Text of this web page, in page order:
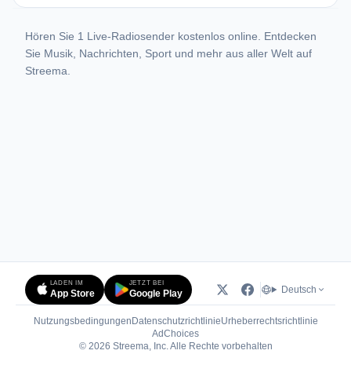
Hören Sie 1 Live-Radiosender kostenlos online. Entdecken
Sie Musik, Nachrichten, Sport und mehr aus aller Welt auf
Streema.
LADEN IM
App Store
JETZT BEI
Google Play Deutsch
Nutzungsbedingungen DatenschutzrichtlinieUrheberrechtsrichtlinie
AdChoices(öffnet in neuem Tab)
© 2026 Streema, Inc. Alle Rechte vorbehalten